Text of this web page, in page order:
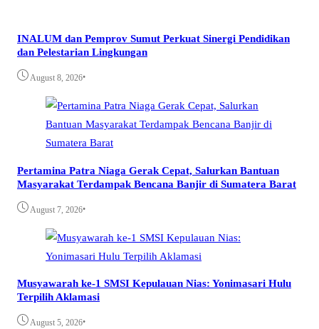
INALUM dan Pemprov Sumut Perkuat Sinergi Pendidikan
dan Pelestarian Lingkungan
August 8, 2026•
Pertamina Patra Niaga Gerak Cepat, Salurkan Bantuan
Masyarakat Terdampak Bencana Banjir di Sumatera Barat
August 7, 2026•
Musyawarah ke-1 SMSI Kepulauan Nias: Yonimasari Hulu
Terpilih Aklamasi
August 5, 2026•